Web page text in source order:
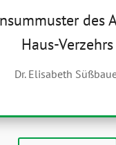
des
Haus-Verzehrs
Dr. Elisabeth